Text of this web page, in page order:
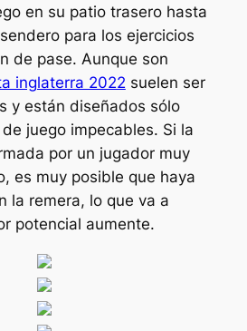
en su patio trasero hasta
para los ejercicios
de pase. Aunque son
inglaterra 2022 suelen ser
y están diseñados sólo
juego impecables. Si la
por un jugador muy
es muy posible que haya
la remera, lo que va a
potencial aumente.